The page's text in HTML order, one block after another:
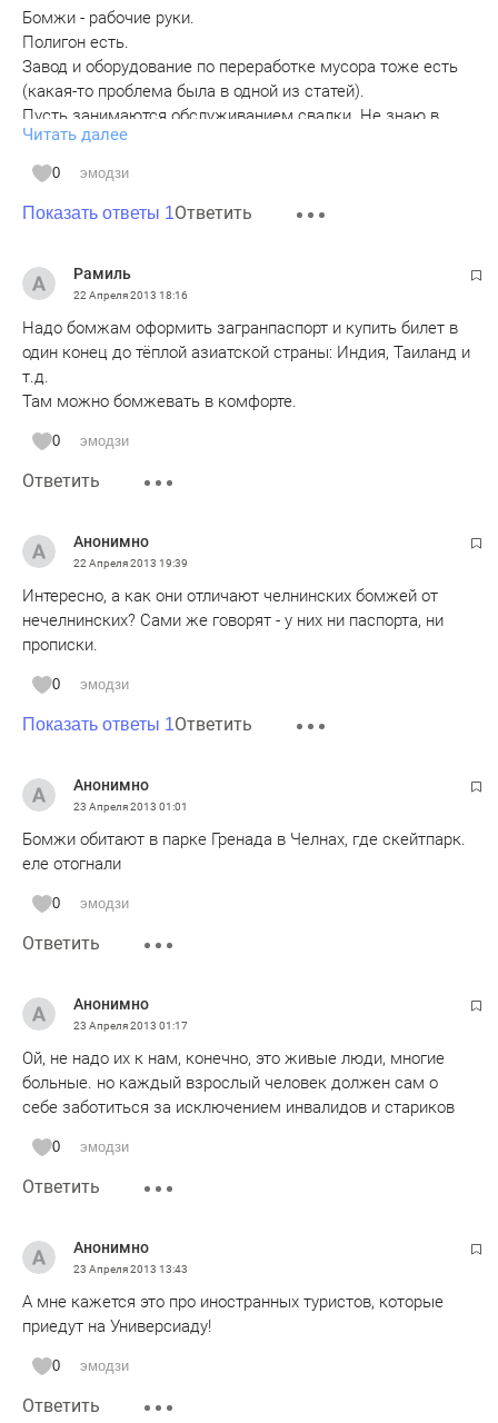
Бомжи - рабочие руки.
Полигон есть.
Завод и оборудование по переработке мусора тоже есть
(какая-то проблема была в одной из статей).
Пусть занимаются обслуживанием свалки. Не знаю в
каком виде они там понадобятся, но возможно
пригодятся.
Вот как вариант использования бомжей на благо
общества и на благо их самих же.
найдет работу получше, типа дворника и т.д. И то лучше
чем пить и на лавочках спать.
Читать далее
0 эмодзи
Показать ответы 1Ответить
Рамиль
22 Апреля 2013 18:16
Надо бомжам оформить загранпаспорт и купить билет в
один конец до тёплой азиатской страны: Индия, Таиланд и
т.д.
Там можно бомжевать в комфорте.
0 эмодзи
Ответить
Анонимно
22 Апреля 2013 19:39
Интересно, а как они отличают челнинских бомжей от
нечелнинских? Сами же говорят - у них ни паспорта, ни
прописки.
0 эмодзи
Показать ответы 1Ответить
Анонимно
23 Апреля 2013 01:01
Бомжи обитают в парке Гренада в Челнаx, где скейтпарк.
еле отогнали
0 эмодзи
Ответить
Анонимно
23 Апреля 2013 01:17
Ой, не надо иx к нам, конечно, это живые люди, многие
больные. но каждый взрослый человек должен сам о
себе заботиться за исключением инвалидов и стариков
0 эмодзи
Ответить
Анонимно
23 Апреля 2013 13:43
А мне кажется это про иностранных туристов, которые
приедут на Универсиаду!
0 эмодзи
Ответить